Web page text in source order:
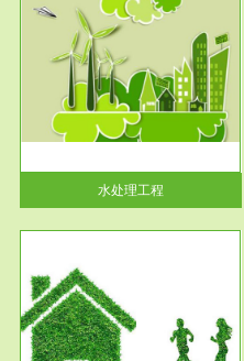
水处理工程
服务范围
园区环保管家
2016 年 4 月，环保部下发《关
于积极发挥环境保护作用促进供
给侧结...
服务范围